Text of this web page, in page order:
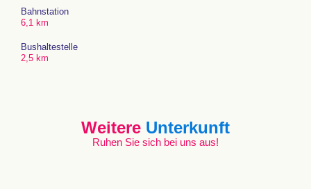
Bahnstation
6,1 km
Bushaltestelle
2,5 km
Weitere Unterkunft
Ruhen Sie sich bei uns aus!